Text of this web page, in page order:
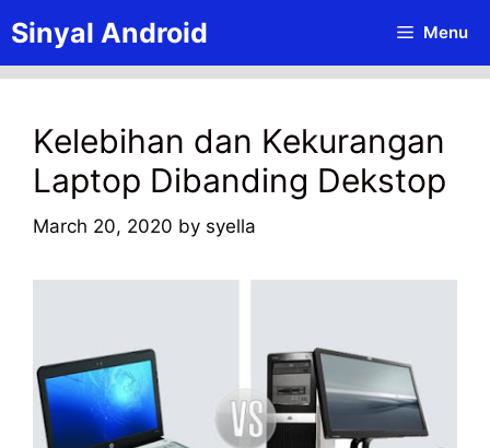
to
content
Sinyal Android Menu
Kelebihan dan Kekurangan
Laptop Dibanding Dekstop
March 20, 2020 by syella